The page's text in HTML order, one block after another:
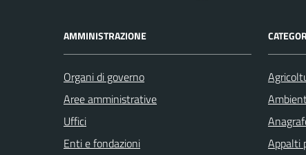
AMMINISTRAZIONE
Organi di governo
Aree amministrative
Uffici
Enti e fondazioni
Appalti